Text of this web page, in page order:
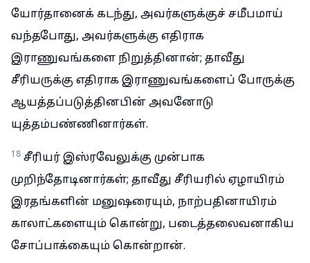
யோர்தானைக் கடந்து, அவர்களுக்குச் சமீபமாய்
வந்தபோது, அவர்களுக்கு எதிராக
இராணுவங்களை நிறுத்தினான்; தாவீது
சீரியருக்கு எதிராக இராணுவங்களைப் போருக்கு
ஆயத்தப்படுத்தினபின் அவனோடு
யுத்தம்பண்ணினார்கள்.
18 சீரியர் இஸ்ரவேலுக்கு முன்பாக
முறிந்தோடினார்கள்; தாவீது சீரியரில் ஏழாயிரம்
இரதங்களின் மனுஷரையும், நாற்பதினாயிரம்
காலாட்களையும் கொன்று, படைத்தலைவனாகிய
சோப்பாக்கையும் கொன்றான்.